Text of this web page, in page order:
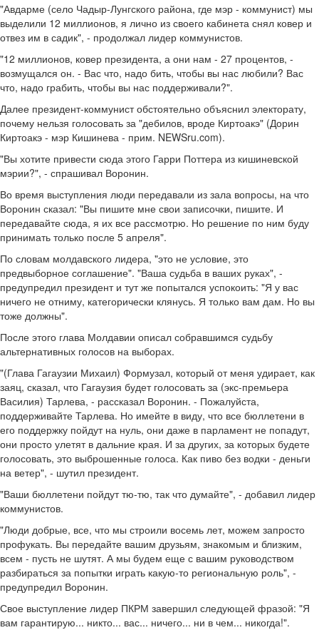
"Авдарме (село Чадыр-Лунгского района, где мэр - коммунист) мы
выделили 12 миллионов, я лично из своего кабинета снял ковер и
отвез им в садик", - продолжал лидер коммунистов.
"12 миллионов, ковер президента, а они нам - 27 процентов, -
возмущался он. - Вас что, надо бить, чтобы вы нас любили? Вас
что, надо грабить, чтобы вы нас поддерживали?".
Далее президент-коммунист обстоятельно объяснил электорату,
почему нельзя голосовать за "дебилов, вроде Киртоакэ" (Дорин
Киртоакэ - мэр Кишинева - прим. NEWSru.com).
"Вы хотите привести сюда этого Гарри Поттера из кишиневской
мэрии?", - спрашивал Воронин.
Во время выступления люди передавали из зала вопросы, на что
Воронин сказал: "Вы пишите мне свои записочки, пишите. И
передавайте сюда, я их все рассмотрю. Но решение по ним буду
принимать только после 5 апреля".
По словам молдавского лидера, "это не условие, это
предвыборное соглашение". "Ваша судьба в ваших руках", -
предупредил президент и тут же попытался успокоить: "Я у вас
ничего не отниму, категорически клянусь. Я только вам дам. Но вы
тоже должны".
После этого глава Молдавии описал собравшимся судьбу
альтернативных голосов на выборах.
"(Глава Гагаузии Михаил) Формузал, который от меня удирает, как
заяц, сказал, что Гагаузия будет голосовать за (экс-премьера
Василия) Тарлева, - рассказал Воронин. - Пожалуйста,
поддерживайте Тарлева. Но имейте в виду, что все бюллетени в
его поддержку пойдут на нуль, они даже в парламент не попадут,
они просто улетят в дальние края. И за других, за которых будете
голосовать, это выброшенные голоса. Как пиво без водки - деньги
на ветер", - шутил президент.
"Ваши бюллетени пойдут тю-тю, так что думайте", - добавил лидер
коммунистов.
"Люди добрые, все, что мы строили восемь лет, можем запросто
профукать. Вы передайте вашим друзьям, знакомым и близким,
всем - пусть не шутят. А мы будем еще с вашим руководством
разбираться за попытки играть какую-то региональную роль", -
предупредил Воронин.
Свое выступление лидер ПКРМ завершил следующей фразой: "Я
вам гарантирую... никто... вас... ничего... ни в чем... никогда!".